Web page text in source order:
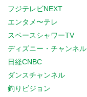
フジテレビNEXT
エンタメ〜テレ
スペースシャワーTV
ディズニー・チャンネル
日経CNBC
ダンスチャンネル
釣りビジョン